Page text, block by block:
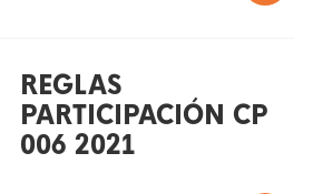
REGLAS
PARTICIPACIÓN CP
006 2021